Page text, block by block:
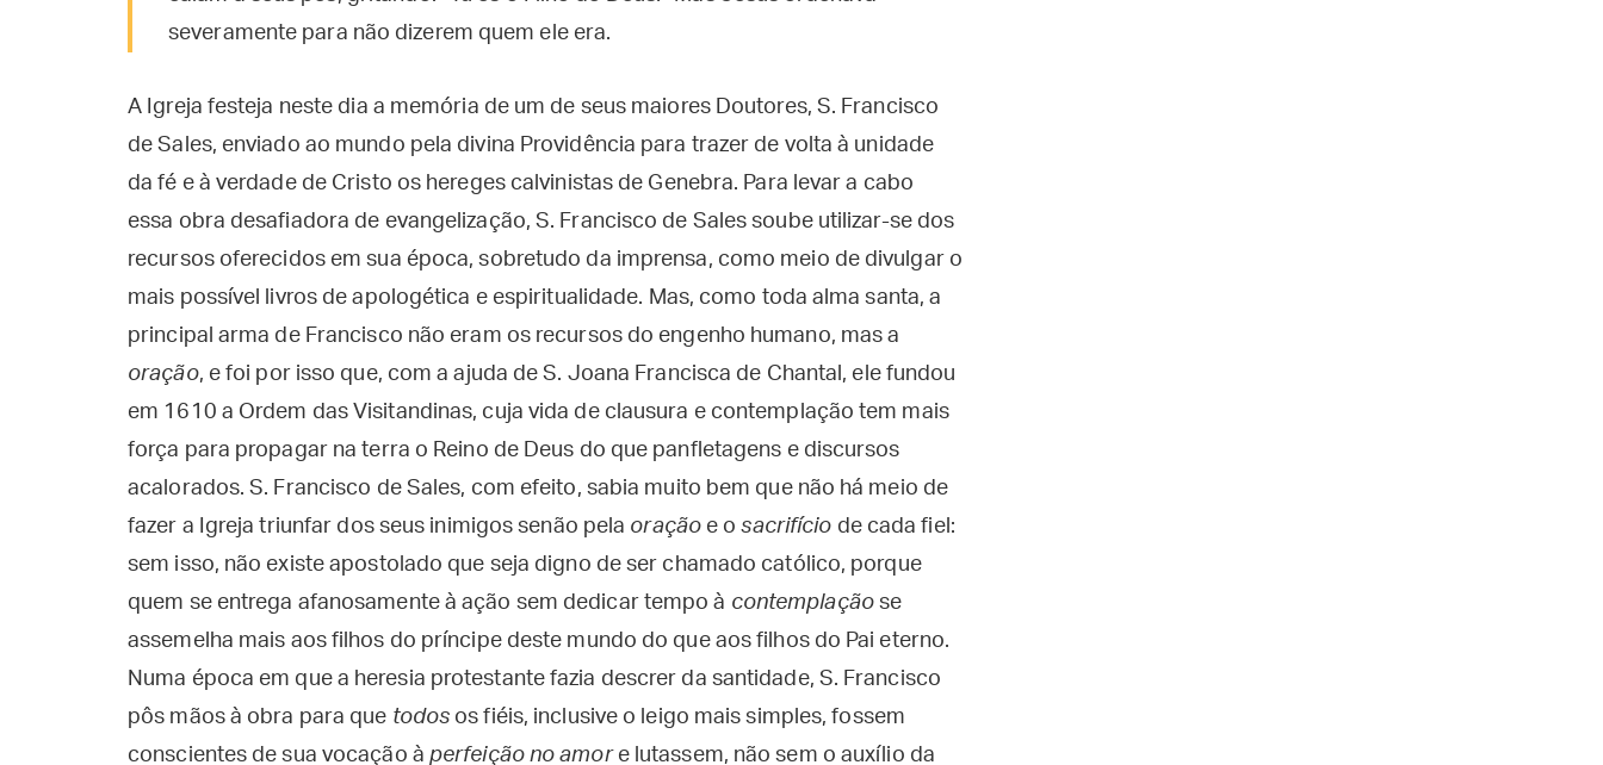
severamente para não dizerem quem ele era.
A Igreja festeja neste dia a memória de um de seus maiores Doutores, S. Francisco
de Sales, enviado ao mundo pela divina Providência para trazer de volta à unidade
da fé e à verdade de Cristo os hereges calvinistas de Genebra. Para levar a cabo
essa obra desafiadora de evangelização, S. Francisco de Sales soube utilizar-se dos
recursos oferecidos em sua época, sobretudo da imprensa, como meio de divulgar o
mais possível livros de apologética e espiritualidade. Mas, como toda alma santa, a
principal arma de Francisco não eram os recursos do engenho humano, mas a
oração, e foi por isso que, com a ajuda de S. Joana Francisca de Chantal, ele fundou
em 1610 a Ordem das Visitandinas, cuja vida de clausura e contemplação tem mais
força para propagar na terra o Reino de Deus do que panfletagens e discursos
acalorados. S. Francisco de Sales, com efeito, sabia muito bem que não há meio de
fazer a Igreja triunfar dos seus inimigos senão pela oraçãoe osacrifício de cada fiel:
sem isso, não existe apostolado que seja digno de ser chamado católico, porque
quem se entrega afanosamente à ação sem dedicar tempo à contemplaçãose
assemelha mais aos filhos do príncipe deste mundo do que aos filhos do Pai eterno.
Numa época em que a heresia protestante fazia descrer da santidade, S. Francisco
pôs mãos à obra para que todos os fiéis, inclusive o leigo mais simples, fossem
conscientes de sua vocação à perfeição no amore lutassem, não sem o auxílio da